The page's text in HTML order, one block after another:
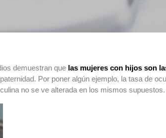
demuestran que las mujeres con hijos son
Por poner algún ejemplo, la tasa de
no se ve alterada en los mismos supuestos.